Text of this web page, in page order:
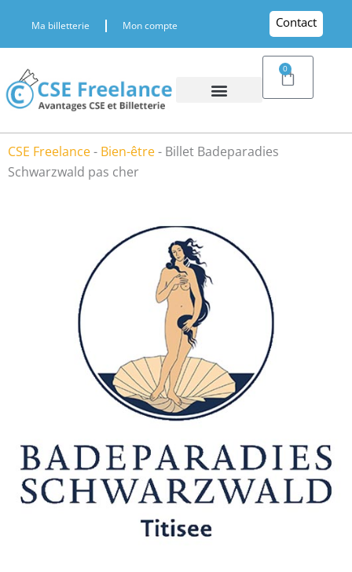
contenu
Ma billetterie Mon compte Contact
0
Panier
CSE Freelance- Bien-être- Billet Badeparadies
Schwarzwald pas cher